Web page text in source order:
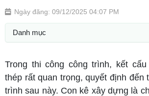
Ngày đăng: 09/12/2025 04:07 PM
Danh mục
Trong thi công công trình, kết
thép rất quan trọng, quyết định đến
trình sau này. Con kê xây dựng là